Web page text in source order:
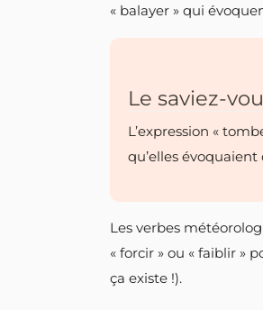
« balayer » qui
Le saviez-
L’expression «
qu’elles
Les verbes
« forcir » ou « faiblir »
ça existe !).